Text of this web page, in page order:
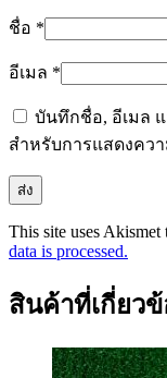
ชื่อ *
อีเมล *
บันทึกชื่อ, อีเมล
สำหรับการแสดงคว
This site uses Akismet
data is processed.
สินค้าที่เกี่ยวข้